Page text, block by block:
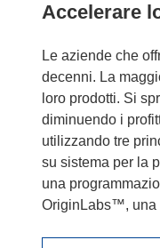
Accelerare
Le aziende che
decenni. La
loro prodotti. Si
diminuendo i
utilizzando tre
su sistema per la
una
OriginLabs™, una